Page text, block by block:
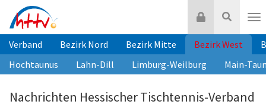
Inhalt
springen
Suche
Login
Verband Bezirk Nord Bezirk Mitte Bezirk West
Hochtaunus
Lahn-Dill Limburg-Weilburg Main-
Nachrichten Hessischer Tischtennis-Verband